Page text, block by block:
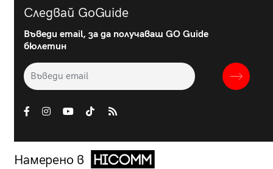
Следвай GoGuide
Въведи email, за да получаваш GO Guide
бюлетин
Намерено в